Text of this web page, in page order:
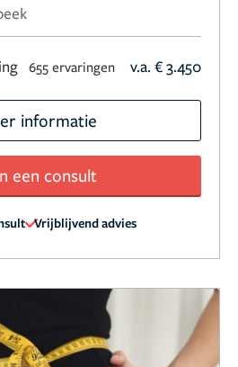
655 ervaringen v.a. € 3.450
informatie
een consult
Vrijblijvend advies